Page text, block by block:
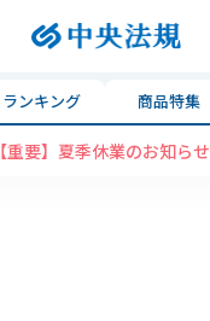
ランキング 商品特集
【重要】夏季休業のお知らせ